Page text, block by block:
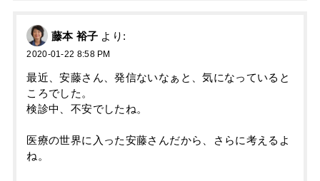
藤本 裕子 より:
2020-01-22 8:58 PM
最近、安藤さん、発信ないなぁと、気になっていると
ころでした。
検診中、不安でしたね。
医療の世界に入った安藤さんだから、さらに考えるよ
ね。